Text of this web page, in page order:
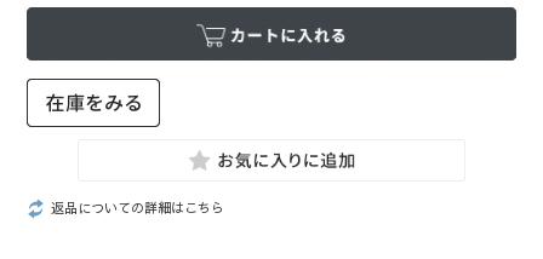
返品についての詳細はこちら